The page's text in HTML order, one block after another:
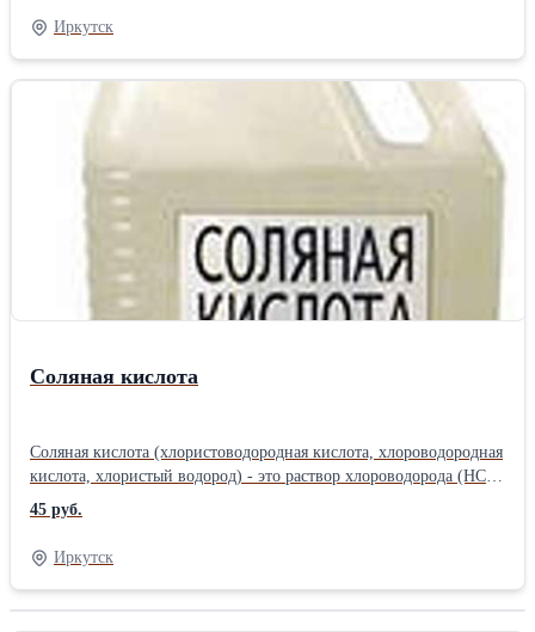
садоводам. Представленная продукция находит свое применение
при отделке (декорировании) элементов ландшафта, беседок,
заборов, навесов и пр. Предлагаемые маскировочные сети
являются аналогами маскировочных комплектов, принятых на
снабжение в Вооруженных Силах РФ и изготовлены из пленки
специального назначения, окрашенной в массе. Основные
потребительские преимущества предлагаемых маскировочных
сетей: легко выдерживают ветровую нагрузку, не горят, не
гниют, не промокают, вес 2-4 кг. Из представленных элементов
сети можно самостоятельно быстро и легко скомпоновать
нужный размер маскировочной сети. Для этого нужно скрепить
(связать, сшить) элементы друг с другом.
Иркутск
Соляная кислота
Соляная кислота (хлористоводородная кислота, хлороводородная
кислота, хлористый водород) - это раствор хлороводорода (НСl)
в воде. Представляет собой бесцветную жидкость с резким
запахом. Применение: - в нефтедобывающей промышленности
для кислотной обработки скважин с целью улучшения
сообщаемости скважин с пластом;применение кислоты соляной;
- при химической очистке котлов и аппаратов от неорганических
45 руб.
Иркутск